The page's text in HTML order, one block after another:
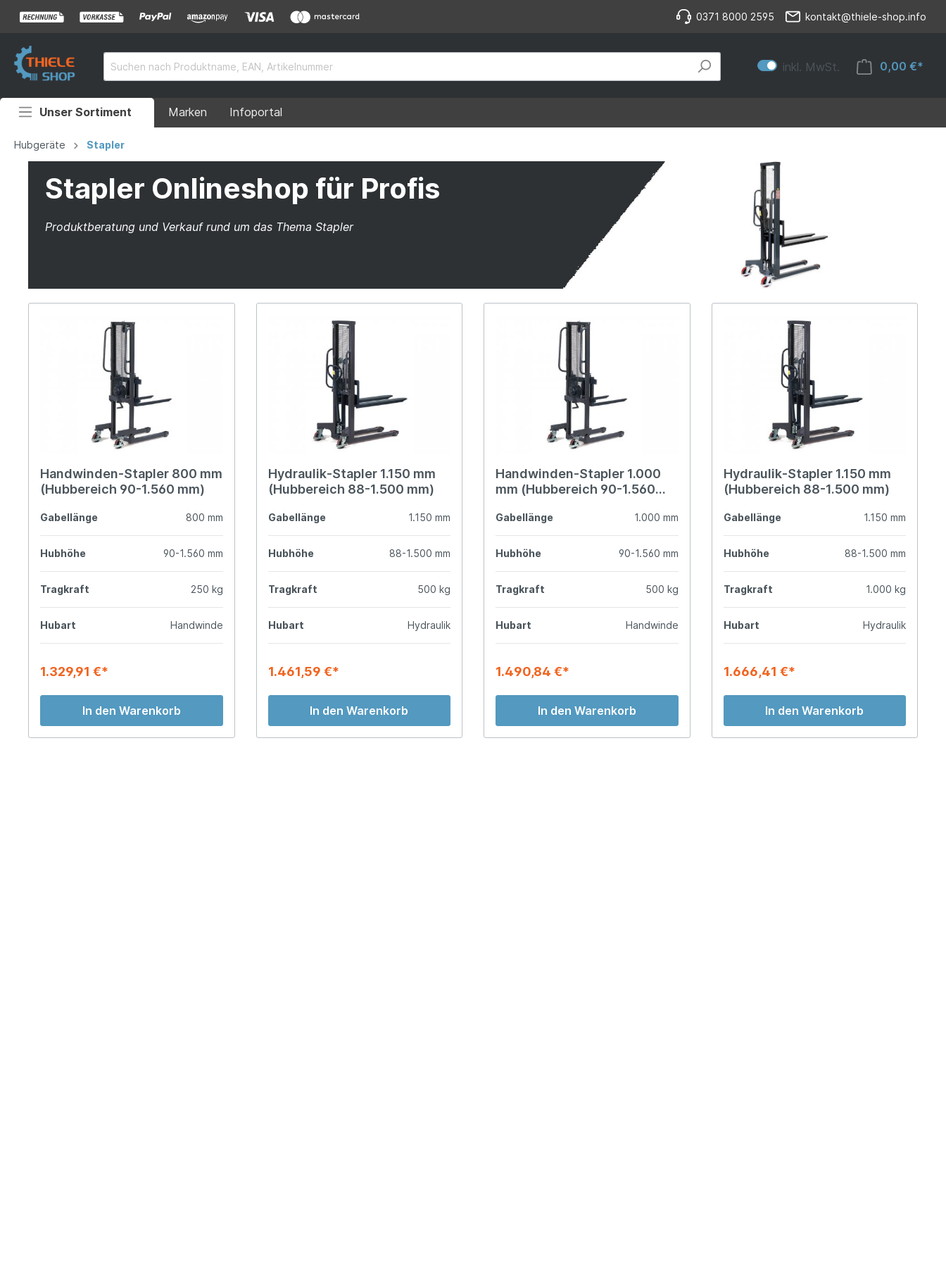
0371 8000 2595 kontakt@thiele-shop.info
inkl. MwSt. 0,00 €*
Unser Sortiment Marken Infoportal
Auffahrrampen
Rollstuhlrampen
Überladebrücken
Absperrtechnik
Gerüsttechnik
Lagertechnik
Hubgeräte
Lkw-Enteisung
Zubehör
Hubgeräte Stapler
Stapler Onlineshop für Profis
Produktberatung und Verkauf rund um das Thema Stapler
Handwinden-Stapler 800 mm
(Hubbereich 90-1.560 mm)
Gabellänge 800 mm
Hubhöhe 90-1.560 mm
Tragkraft 250 kg
Hubart Handwinde
1.329,91 €*
In den Warenkorb
Hydraulik-Stapler 1.150 mm
(Hubbereich 88-1.500 mm)
Gabellänge 1.150 mm
Hubhöhe 88-1.500 mm
Tragkraft 500 kg
Hubart Hydraulik
1.461,59 €*
In den Warenkorb
Handwinden-Stapler 1.000
mm (Hubbereich 90-1.560
Gabellänge 1.000 mm
Hubhöhe 90-1.560 mm
Tragkraft 500 kg
Hubart Handwinde
1.490,84 €*
In den Warenkorb
Hydraulik-Stapler 1.150 mm
(Hubbereich 88-1.500 mm)
Gabellänge 1.150 mm
Hubhöhe 88-1.500 mm
Tragkraft 1.000 kg
Hubart Hydraulik
1.666,41 €*
In den Warenkorb